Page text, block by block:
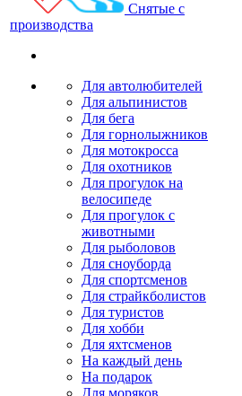
Снятые с
производства
Для автолюбителей
Для альпинистов
Для бега
Для горнолыжников
Для мотокросса
Для охотников
Для прогулок на
велосипеде
Для прогулок с
животными
Для рыболовов
Для сноуборда
Для спортсменов
Для страйкболистов
Для туристов
Для хобби
Для яхтсменов
На каждый день
На подарок
Для моряков